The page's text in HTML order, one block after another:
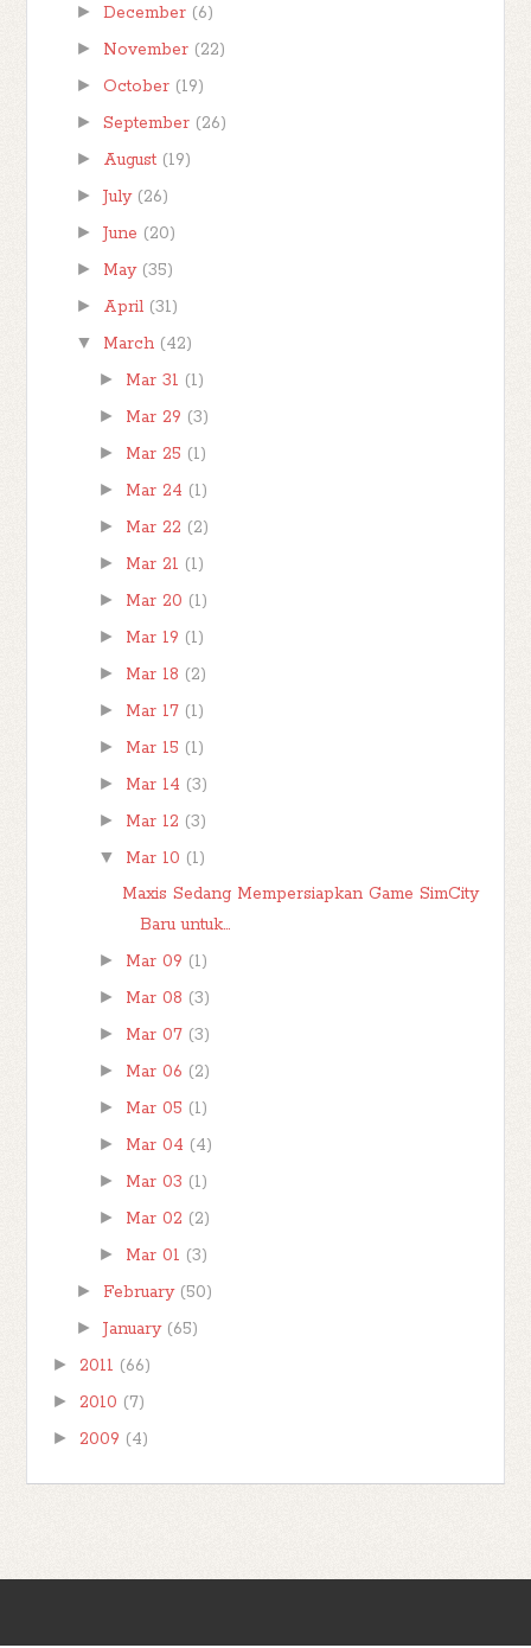
► December (6)
► November (22)
► October (19)
► September (26)
► August (19)
► July (26)
► June (20)
► May (35)
► April (31)
▼ March (42)
► Mar 31 (1)
► Mar 29 (3)
► Mar 25 (1)
► Mar 24 (1)
► Mar 22 (2)
► Mar 21 (1)
► Mar 20 (1)
► Mar 19 (1)
► Mar 18 (2)
► Mar 17 (1)
► Mar 15 (1)
► Mar 14 (3)
► Mar 12 (3)
▼ Mar 10 (1)
Maxis Sedang Mempersiapkan Game SimCity
Baru untuk...
► Mar 09 (1)
► Mar 08 (3)
► Mar 07 (3)
► Mar 06 (2)
► Mar 05 (1)
► Mar 04 (4)
► Mar 03 (1)
► Mar 02 (2)
► Mar 01 (3)
► February (50)
► January (65)
► 2011 (66)
► 2010 (7)
► 2009 (4)